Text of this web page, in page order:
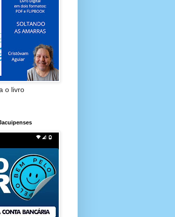
o livro